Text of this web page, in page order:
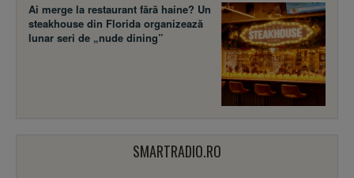
Ai merge la restaurant fără haine? Un
steakhouse din Florida organizează
lunar seri de „nude dining”
SMARTRADIO.RO